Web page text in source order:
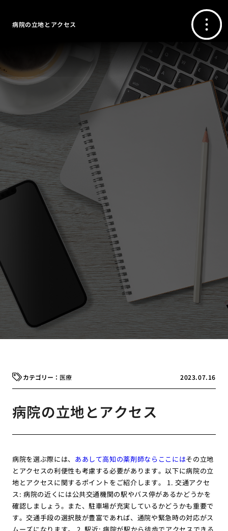
病院の立地とアクセス
2023.07.16
医療
病院の立地とアクセス
病院を選ぶ際には、 ああして高知の薬剤師ならここにはその立地
とアクセスの利便性も考慮する必要があります。以下に病院の立
地とアクセスに関するポイントをご紹介します。 1. 交通アクセ
ス: 病院の近くには公共交通機関の駅やバス停があるかどうかを
確認しましょう。また、駐車場が充実しているかどうかも重要で
す。交通手段の選択肢が豊富であれば、通院や緊急時の対応がス